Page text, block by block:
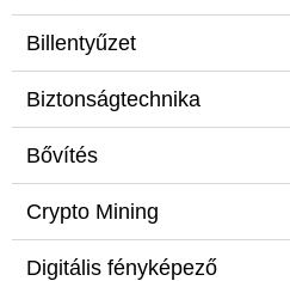
Billentyűzet
Biztonságtechnika
Bővítés
Crypto Mining
Digitális fényképező